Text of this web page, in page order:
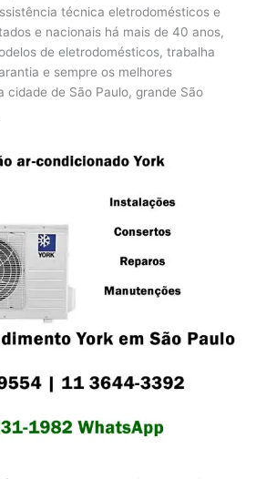
técnica eletrodomésticos e
e nacionais há mais de 40 anos,
de eletrodomésticos, trabalha
e sempre os melhores
cidade de São Paulo, grande São